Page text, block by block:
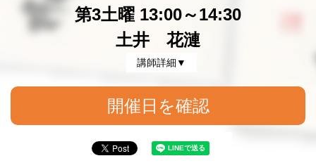
第3土曜 13:00～14:30
土井 花漣
講師詳細▼
開催日を確認